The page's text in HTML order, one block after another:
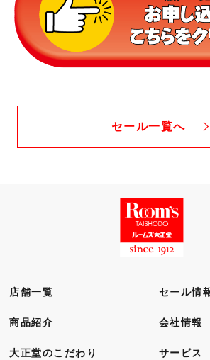
セール一覧へ
店舗一覧 セール情
商品紹介 会社情報
大正堂のこだわり サービス